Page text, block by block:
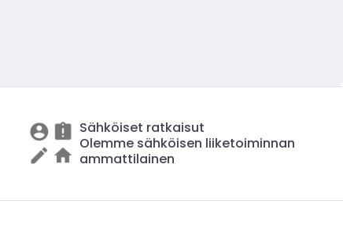
Sähköiset ratkaisut
Olemme sähköisen liiketoiminnan
ammattilainen